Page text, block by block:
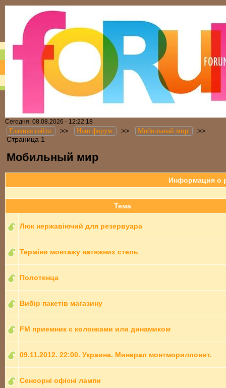
Сегодня: 08.08.2026 - 12:22:18
Главная сайта >> Наш форум >> Мобильный мир
>>
Страница 1
Мобильный мир
Информация о
Тема
Люк нержавіючий для резервуара
Терміни монтажу натяжних стель
Полотенца
Вибір пакетів магазину
FM приемник с колонками или динамиком
09.11.2012. 22:00. Украина. Минерал монтмориллонит.
Сенсорні офісні лампи